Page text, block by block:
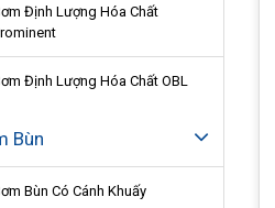
Định Lượng Hóa Chất
Định Lượng Hóa Chất OBL
Bùn
Bùn Có Cánh Khuấy